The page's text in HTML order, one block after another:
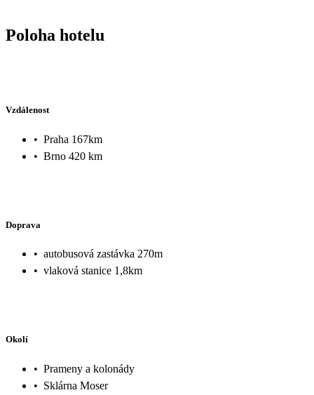
Poloha hotelu
Vzdálenost
• Praha 167km
• Brno 420 km
Doprava
• autobusová zastávka 270m
• vlaková stanice 1,8km
Okolí
• Prameny a kolonády
• Sklárna Moser